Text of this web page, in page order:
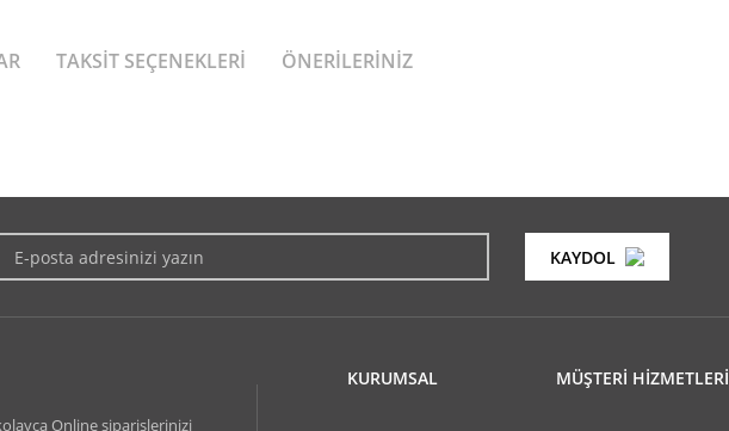
TAKSIT SEÇENEKLERI ÖNERILERINIZ
Yorum Yaz
bulunuyor.
olmalı.
KAYDOL
Online siparişlerinizi
KURUMSAL MÜŞTERİ HİZMETLERİ